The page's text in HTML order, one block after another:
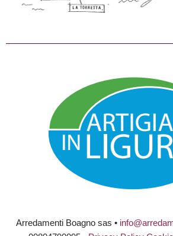
Arredamenti Boagno sas •